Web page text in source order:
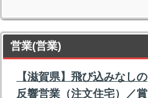
営業(営業)
【滋賀県】飛び込みなしの
反響営業（注文住宅）／賞